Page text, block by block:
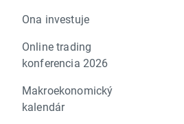
Ona investuje
Online trading
konferencia 2026
Makroekonomický
kalendár